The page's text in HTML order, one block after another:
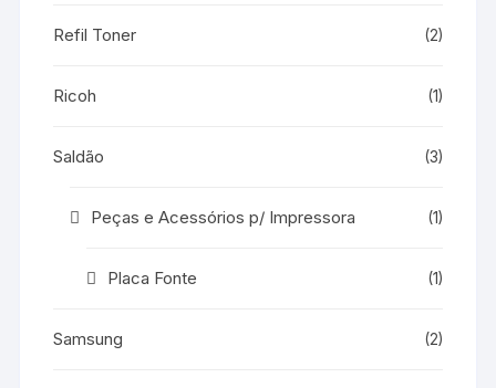
Refil Toner (2)
Ricoh (1)
Saldão (3)
Peças e Acessórios p/ Impressora (1)
Placa Fonte (1)
Samsung (2)